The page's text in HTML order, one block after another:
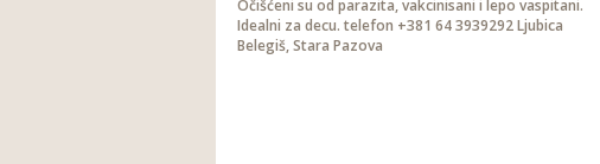
Očišćeni su od parazita, vakcinisani i lepo vaspitani.
Idealni za decu. telefon +381 64 3939292 Ljubica
Belegiš, Stara Pazova